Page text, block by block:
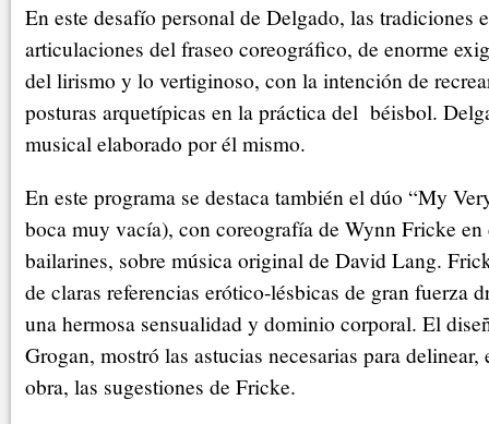
En este desafío personal de Delgado, las tradiciones
articulaciones del fraseo coreográfico, de enorme
del lirismo y lo vertiginoso, con la intención de
posturas arquetípicas en la práctica del béisbol.
musical elaborado por él mismo.
En este programa se destaca también el dúo “My
boca muy vacía), con coreografía de Wynn Fricke
bailarines, sobre música original de David Lang.
de claras referencias erótico-lésbicas de gran fuerza
una hermosa sensualidad y dominio corporal. El
Grogan, mostró las astucias necesarias para delinear,
obra, las sugestiones de Fricke.